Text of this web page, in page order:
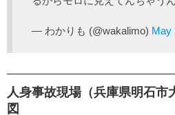
— わかりも (@wakalimo) May
人身事故現場（兵庫県明石市
図